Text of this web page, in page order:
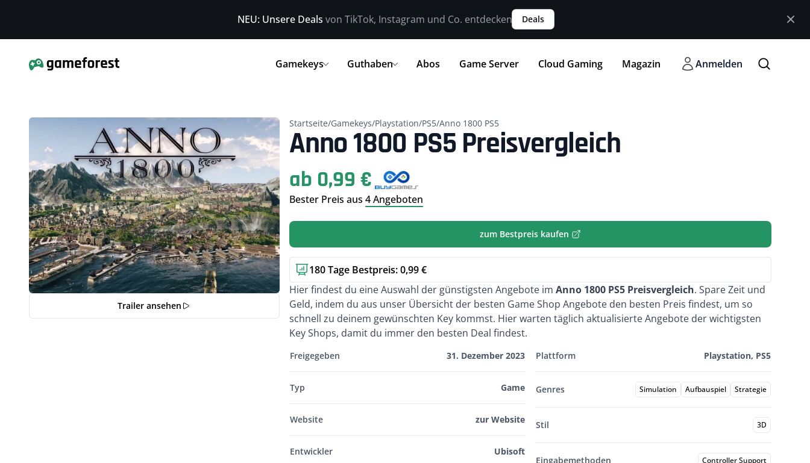
NEU: Unsere Deals von TikTok, Instagram und Co. entdecken Deals
Gamekeys Guthaben Abos Game Server Cloud Gaming Magazin Anmelden
Trailer ansehen
Startseite/Gamekeys/Playstation/PS5/Anno 1800 PS5
Anno 1800 PS5 Preisvergleich
ab 0,99 €
Bester Preis aus 4 Angeboten
zum Bestpreis kaufen
180 Tage Bestpreis: 0,99 €
Kurzbeschreibung
Hier findest du eine Auswahl der günstigsten Angebote im Anno 1800 PS5 Preisvergleich. Spare Zeit und
Geld, indem du aus unser Übersicht der besten Game Shop Angebote den besten Preis findest, um so
schnell zu deinem gewünschten Key kommst. Hier warten täglich aktualisierte Angebote der wichtigsten
Key Shops, damit du immer den besten Deal findest.
Freigegeben 31. Dezember 2023
Typ Game
Website zur Website
Entwickler Ubisoft
Plattform Playstation, PS5
Genres Simulation Aufbauspiel Strategie
Stil 3D
Eingabemethoden Controller Support